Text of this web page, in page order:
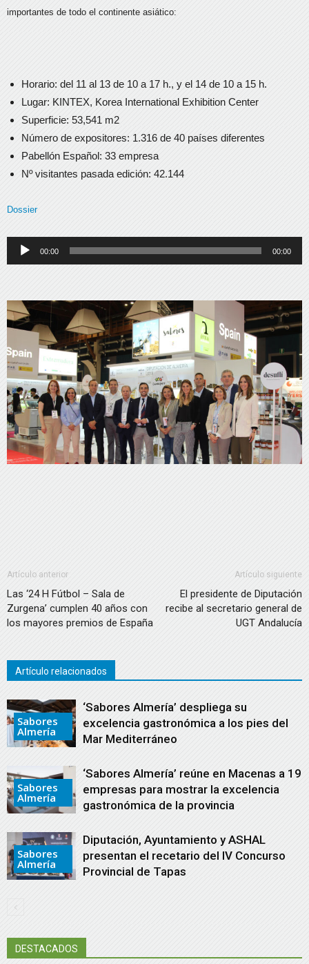
importantes de todo el continente asiático:
Horario: del 11 al 13 de 10 a 17 h., y el 14 de 10 a 15 h.
Lugar: KINTEX, Korea International Exhibition Center
Superficie: 53,541 m2
Número de expositores: 1.316 de 40 países diferentes
Pabellón Español: 33 empresa
Nº visitantes pasada edición: 42.144
Dossier
Reproductor
de
00:00 00:00
Artículo anterior
Las ‘24 H Fútbol – Sala de
Zurgena’ cumplen 40 años con
los mayores premios de España
Artículo siguiente
El presidente de Diputación
recibe al secretario general de
UGT Andalucía
Artículo relacionados
Sabores
Almería
‘Sabores Almería’ despliega su
excelencia gastronómica a los pies del
Mar Mediterráneo
Sabores
Almería
‘Sabores Almería’ reúne en Macenas a 19
empresas para mostrar la excelencia
gastronómica de la provincia
Sabores
Almería
Diputación, Ayuntamiento y ASHAL
presentan el recetario del IV Concurso
Provincial de Tapas
DESTACADOS